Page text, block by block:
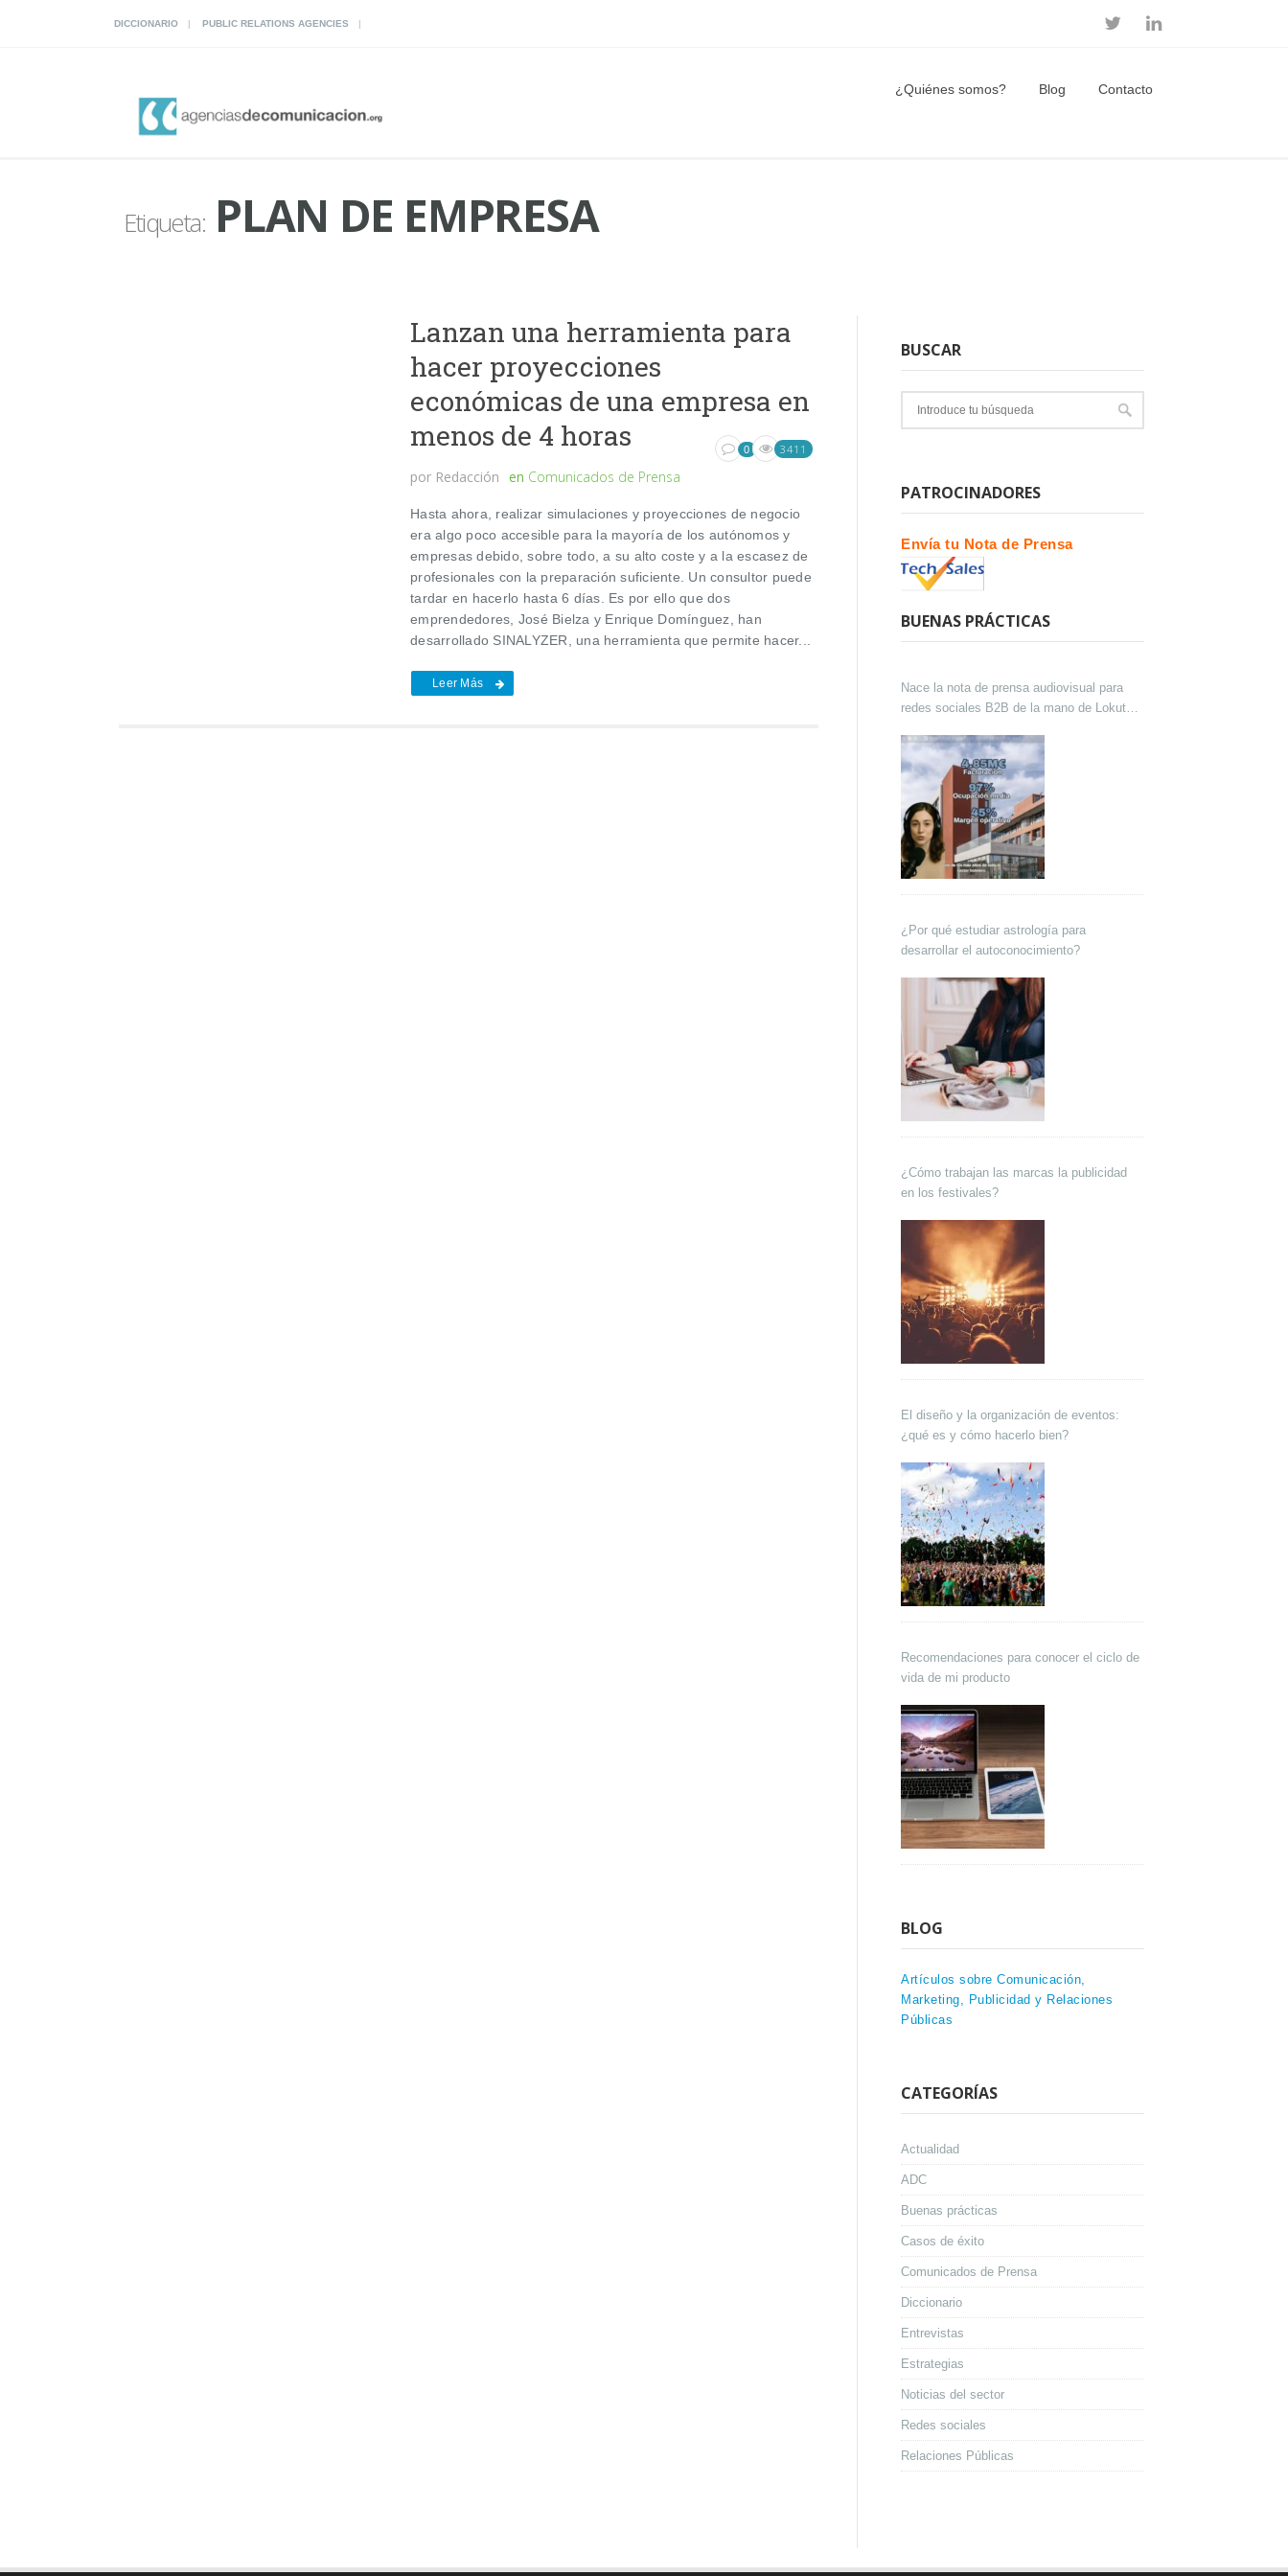
DICCIONARIO PUBLIC RELATIONS AGENCIES
¿Quiénes somos? Blog Contacto
Etiqueta:PLAN DE EMPRESA
Lanzan una herramienta para
hacer proyecciones
económicas de una empresa en
menos de 4 horas
por Redacción en Comunicados de Prensa
0 3411
Hasta ahora, realizar simulaciones y proyecciones de negocio
era algo poco accesible para la mayoría de los autónomos y
empresas debido, sobre todo, a su alto coste y a la escasez de
profesionales con la preparación suficiente. Un consultor puede
tardar en hacerlo hasta 6 días. Es por ello que dos
emprendedores, José Bielza y Enrique Domínguez, han
desarrollado SINALYZER, una herramienta que permite hacer...
Leer Más
BUSCAR
PATROCINADORES
Envía tu Nota de Prensa
BUENAS PRÁCTICAS
Nace la nota de prensa audiovisual para
redes sociales B2B de la mano de Lokutor
¿Por qué estudiar astrología para
desarrollar el autoconocimiento?
¿Cómo trabajan las marcas la publicidad
en los festivales?
El diseño y la organización de eventos:
¿qué es y cómo hacerlo bien?
Recomendaciones para conocer el ciclo de
vida de mi producto
BLOG
Artículos sobre Comunicación,
Marketing, Publicidad y Relaciones
Públicas
CATEGORÍAS
Actualidad
ADC
Buenas prácticas
Casos de éxito
Comunicados de Prensa
Diccionario
Entrevistas
Estrategias
Noticias del sector
Redes sociales
Relaciones Públicas